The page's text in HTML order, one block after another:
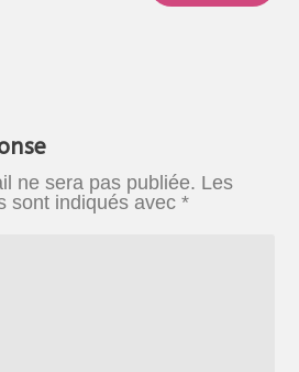
ne sera pas publiée. Les
sont indiqués avec*